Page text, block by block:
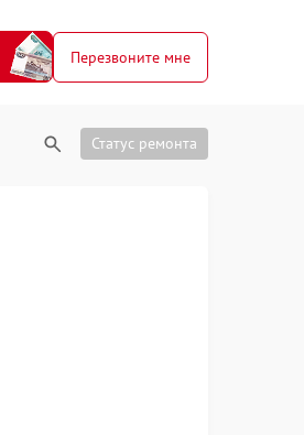
Перезвоните мне
Статус ремонта